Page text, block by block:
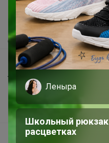
Как сделать заказ?
Как получить?
Доставка
Шоурумы
Торговые марки
Наша команда
В наличии
Подарочные сертификаты
Леныра
Школьный рюкзак
расцветках